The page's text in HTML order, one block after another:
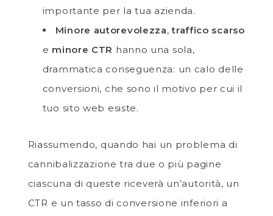
importante per la tua azienda.
Minore autorevolezza,traffico scarso
e minore CTR hanno una sola,
drammatica conseguenza: un calo delle
conversioni, che sono il motivo per cui il
tuo sito web esiste.
Riassumendo, quando hai un problema di
cannibalizzazione tra due o più pagine
ciascuna di queste riceverà un’autorità, un
CTR e un tasso di conversione inferiori a